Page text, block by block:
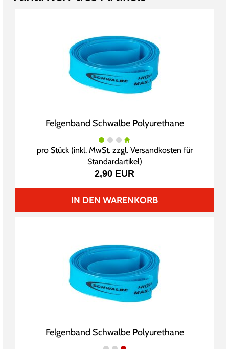
Felgenband Schwalbe Polyurethane
pro Stück (inkl. MwSt. zzgl. Versandkosten für
Standardartikel)
2,90 EUR
IN DEN WARENKORB
Felgenband Schwalbe Polyurethane